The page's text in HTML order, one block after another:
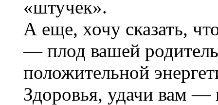
«штучек».
А еще, хочу сказать,
— плод вашей
положительной
Здоровья, удачи вам —